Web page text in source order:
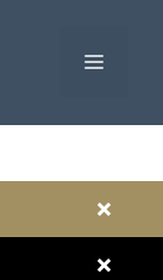
MENÜ
×
×